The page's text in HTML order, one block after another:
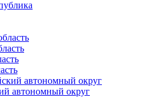
автономный округ
автономный округ